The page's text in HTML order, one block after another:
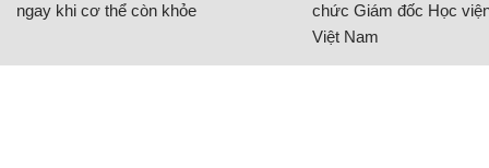
ngay khi cơ thể còn khỏe
chức Giám đốc Học
Việt Nam